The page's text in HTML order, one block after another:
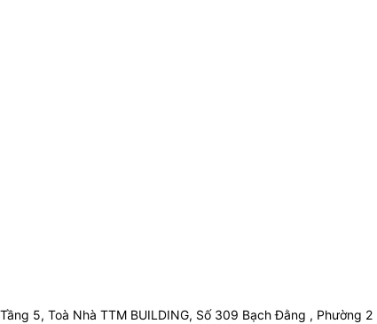
Tầng 5, Toà Nhà TTM BUILDING, Số 309 Bạch Đằng , Phường